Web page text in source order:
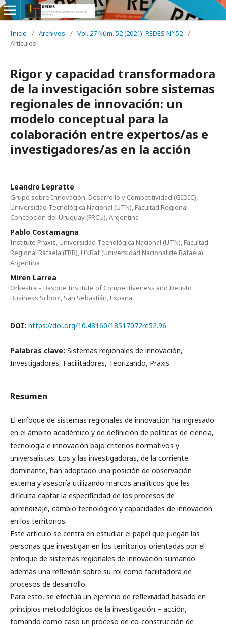
Inicio / Archivos / Vol. 27 Núm. 52 (2021): REDES N° 52 /
Artículos
Rigor y capacidad transformadora
de la investigación sobre sistemas
regionales de innovación: un
modelo conceptual para la
colaboración entre expertos/as e
investigadores/as en la acción
Leandro Lepratte
Grupo sobre Innovación, Desarrollo y Competitividad (GIDIC),
Universidad Tecnológica Nacional (UTN), Facultad Regional
Concepción del Uruguay (FRCU), Argentina
Pablo Costamagna
Instituto Praxis, Universidad Tecnológica Nacional (UTN), Facultad
Regional Rafaela (FRR), UNRaf (Universidad Nacional de Rafaela).
Argentina
Miren Larrea
Orkestra – Basque Institute of Competitiveness and Deusto
Business School, San Sebastián, España.
DOI: https://doi.org/10.48160/18517072re52.96
Palabras clave: Sistemas regionales de innovación,
Investigadores, Facilitadores, Teorizando, Praxis
Resumen
El enfoque de sistemas regionales de innovación ha ingresado
en el ámbito académico y de definición de políticas de ciencia,
tecnología e innovación bajo criterios normativos y
universalistas. Los y las investigadoras, de la corriente
dominante, han adoptado una posición de observación
externa y asesoría utilizando marcos analíticos que les
dificulta captar la especificidad de los procesos de
aprendizaje, cambio tecnológico y capacidades de innovación
en los territorios.
Este artículo se centra en estudiar el papel que juegan las
personas que investigan en los territorios orientadas por el
enfoque de sistemas regionales de innovación sumando
además una reflexión sobre su rol como facilitadora de
procesos de desarrollo.
Para esto, se efectúa un ejercicio de reflexividad basado en
principios metodológicos de la investigación – acción,
tomando como caso un proceso de co-construcción de